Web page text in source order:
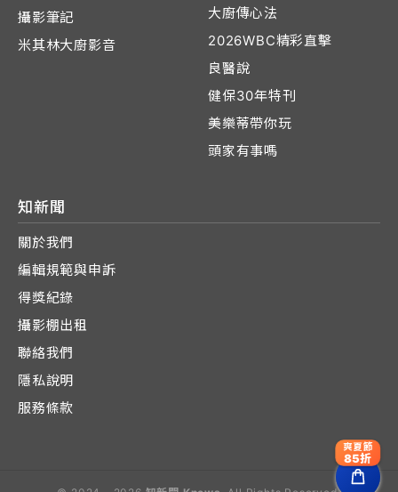
攝影筆記
米其林大廚影音
大廚傳心法
2026WBC精彩直擊
良醫說
健保30年特刊
美樂蒂帶你玩
頭家有事嗎
知新聞
關於我們
編輯規範與申訴
得獎紀錄
攝影棚出租
聯絡我們
隱私說明
服務條款
爽夏節
85折